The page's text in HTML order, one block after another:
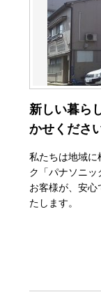
新しい暮ら
かせくださ
私たちは地域に
ク「パナソニッ
お客様が、安
たします。